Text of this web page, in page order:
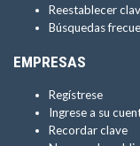
Reestablecer
Búsquedas
EMPRESAS
Regístrese
Ingrese a su
Recordar clave